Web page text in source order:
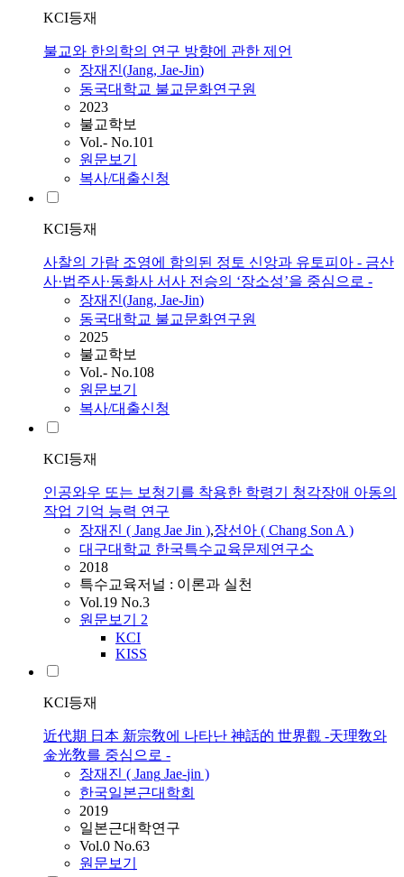
KCI등재
불교와 한의학의 연구 방향에 관한 제언
장재진(Jang, Jae-Jin)
동국대학교 불교문화연구원
2023
불교학보
Vol.- No.101
원문보기
복사/대출신청
KCI등재
사찰의 가람 조영에 함의된 정토 신앙과 유토피아 - 금산
사·법주사·동화사 서사 전승의 ‘장소성’을 중심으로 -
장재진(Jang, Jae-Jin)
동국대학교 불교문화연구원
2025
불교학보
Vol.- No.108
원문보기
복사/대출신청
KCI등재
인공와우 또는 보청기를 착용한 학령기 청각장애 아동의
작업 기억 능력 연구
장재진 ( Jang Jae Jin ),장선아 ( Chang Son A )
대구대학교 한국특수교육문제연구소
2018
특수교육저널 : 이론과 실천
Vol.19 No.3
원문보기 2
KCI
KISS
KCI등재
近代期 日本 新宗敎에 나타난 神話的 世界觀 -天理敎와
金光敎를 중심으로 -
장재진 ( Jang Jae-jin )
한국일본근대학회
2019
일본근대학연구
Vol.0 No.63
원문보기